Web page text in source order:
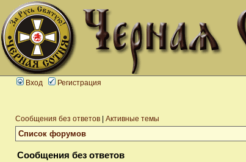
Вход Регистрация
Сообщения без ответов Активные темы
Список форумов
Сообщения без ответов